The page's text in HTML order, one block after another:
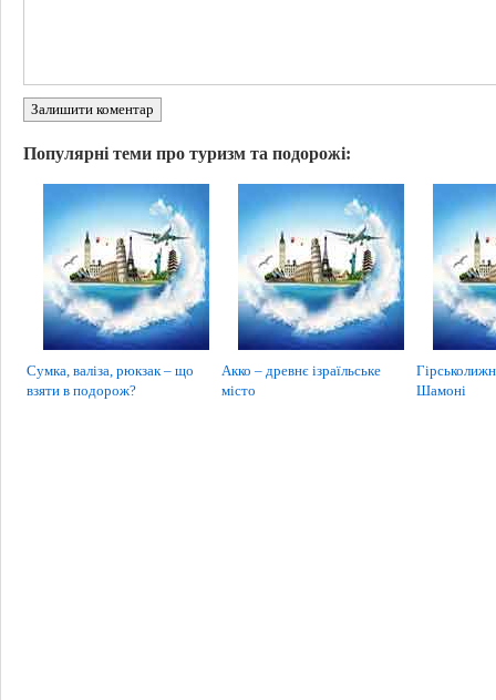
Залишити коментар
Популярні теми про туризм та подорожі:
Сумка, валіза, рюкзак – що
взяти в подорож?
Акко – древнє ізраїльське
місто
Шамоні